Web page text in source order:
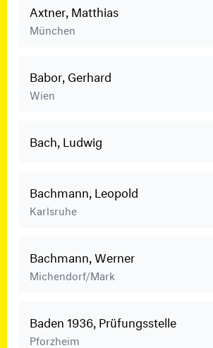
Axtner, Matthias
München
Babor, Gerhard
Wien
Bach, Ludwig
Bachmann, Leopold
Karlsruhe
Bachmann, Werner
Michendorf/Mark
Baden 1936, Prüfungsstelle
Pforzheim